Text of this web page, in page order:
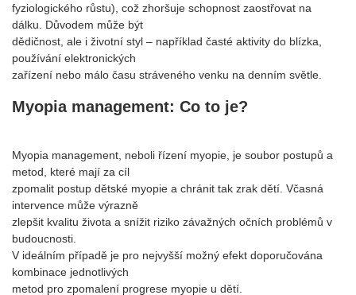
fyziologického růstu), což zhoršuje schopnost zaostřovat na
dálku. Důvodem může být
dědičnost, ale i životní styl – například časté aktivity do blízka,
používání elektronických
zařízení nebo málo času stráveného venku na denním světle.
Myopia management: Co to je?
Myopia management, neboli řízení myopie, je soubor postupů a
metod, které mají za cíl
zpomalit postup dětské myopie a chránit tak zrak dětí. Včasná
intervence může výrazně
zlepšit kvalitu života a snížit riziko závažných očních problémů v
budoucnosti.
V ideálním případě je pro nejvyšší možný efekt doporučována
kombinace jednotlivých
metod pro zpomalení progrese myopie u dětí.